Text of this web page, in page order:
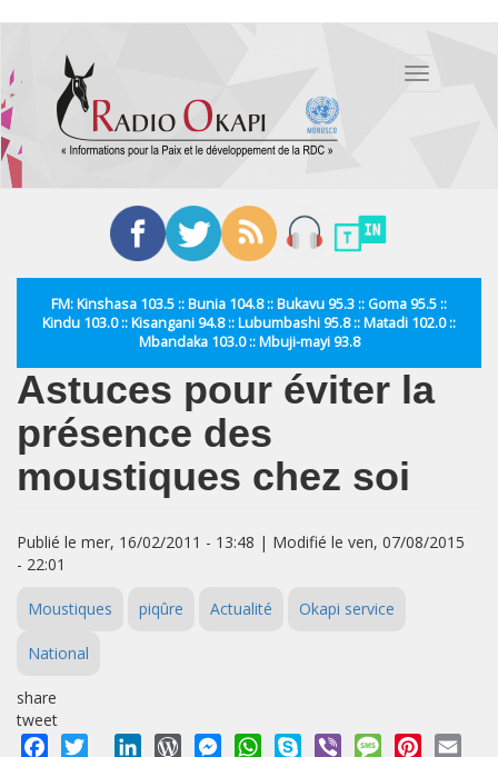
contenu
principal
Toggle
FM: Kinshasa 103.5 :: Bunia 104.8 :: Bukavu 95.3 :: Goma 95.5 ::
Kindu 103.0 :: Kisangani 94.8 :: Lubumbashi 95.8 :: Matadi 102.0 ::
Mbandaka 103.0 :: Mbuji-mayi 93.8
Astuces pour éviter la
présence des
moustiques chez soi
Publié le mer, 16/02/2011 - 13:48 | Modifié le ven, 07/08/2015
- 22:01
Moustiques piqûre Actualité Okapi service
National
share
tweet
Facebook
Twitter LinkedInWordPressMessengerWhatsApp
Skype Viber MessagePinterest